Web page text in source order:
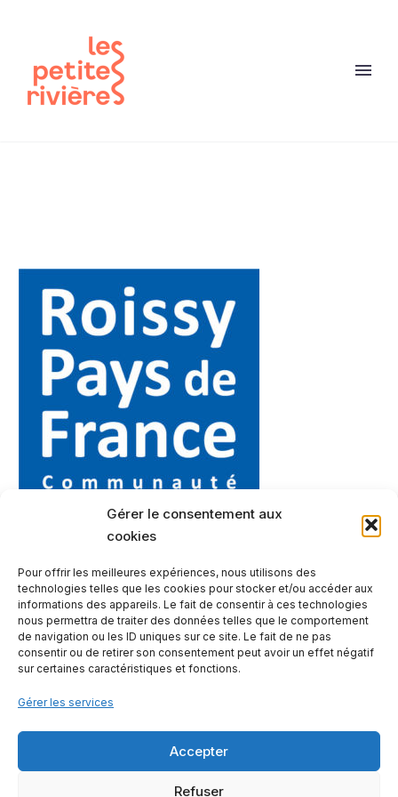
Gérer le consentement aux
cookies
Pour offrir les meilleures expériences, nous utilisons des
technologies telles que les cookies pour stocker et/ou accéder aux
informations des appareils. Le fait de consentir à ces technologies
nous permettra de traiter des données telles que le comportement
de navigation ou les ID uniques sur ce site. Le fait de ne pas
consentir ou de retirer son consentement peut avoir un effet négatif
sur certaines caractéristiques et fonctions.
Gérer les services
Accepter
Refuser
Mentions légales